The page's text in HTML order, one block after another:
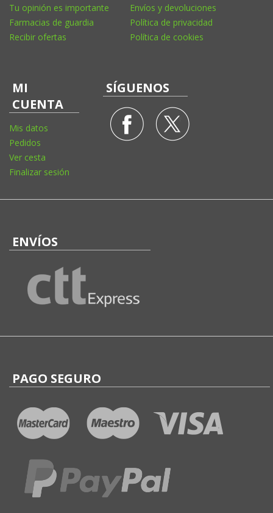
Tu opinión es importante
Farmacias de guardia
Recibir ofertas
Envíos y devoluciones
Política de privacidad
Política de cookies
MI
CUENTA
Mis datos
Pedidos
Ver cesta
Finalizar sesión
SÍGUENOS
ENVÍOS
PAGO SEGURO